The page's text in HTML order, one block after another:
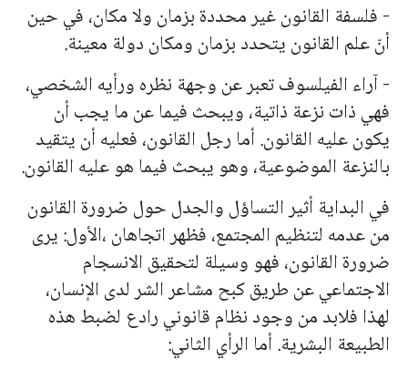
- فلسفة القانون غير محددة بزمان ولا مكان، في حين
أنّ علم القانون يتحدد بزمان ومكان دولة معينة.
- آراء الفيلسوف تعبر عن وجهة نظره ورأيه الشخصي،
فهي ذات نزعة ذاتية، ويبحث فيما عن ما يجب أن
يكون عليه القانون. أما رجل القانون، فعليه أن يتقيد
بالنزعة الموضوعية، وهو يبحث فيما هو عليه القانون.
في البداية أثير التساؤل والجدل حول ضرورة القانون
من عدمه لتنظيم المجتمع، فظهر اتجاهان ،الأول: يرى
ضرورة القانون، فهو وسيلة لتحقيق الانسجام
الاجتماعي عن طريق كبح مشاعر الشر لدى الإنسان،
لهذا فلابد من وجود نظام قانوني رادع لضبط هذه
الطبيعة البشرية. أما الرأي الثاني: